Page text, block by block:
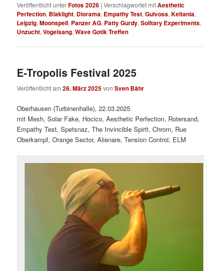
Veröffentlicht unterFotos 2026 |Verschlagwortet mitAesthetic
Perfection, Blaklight, Diorama, Empathy Test,Gulvoss,Keltania,
Leipzig,Moonspell, Panzer AG, Patty Gurdy,Solitary Experiments,
Unzucht,Vogelsang,Wave Gotik Treffen
E-Tropolis Festival 2025
Veröffentlicht am26. März 2025vonSven Bähr
Oberhausen (Turbinenhalle), 22.03.2025
mit Mesh, Solar Fake, Hocico, Aesthetic Perfection, Rotersand,
Empathy Test, Spetsnaz, The Invincible Spirit, Chrom, Rue
Oberkampf, Orange Sector, Alienare, Tension Control, ELM